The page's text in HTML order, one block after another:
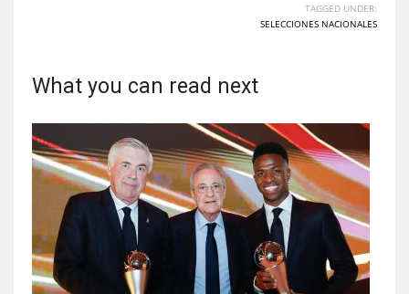
TAGGED UNDER:
SELECCIONES NACIONALES
What you can read next